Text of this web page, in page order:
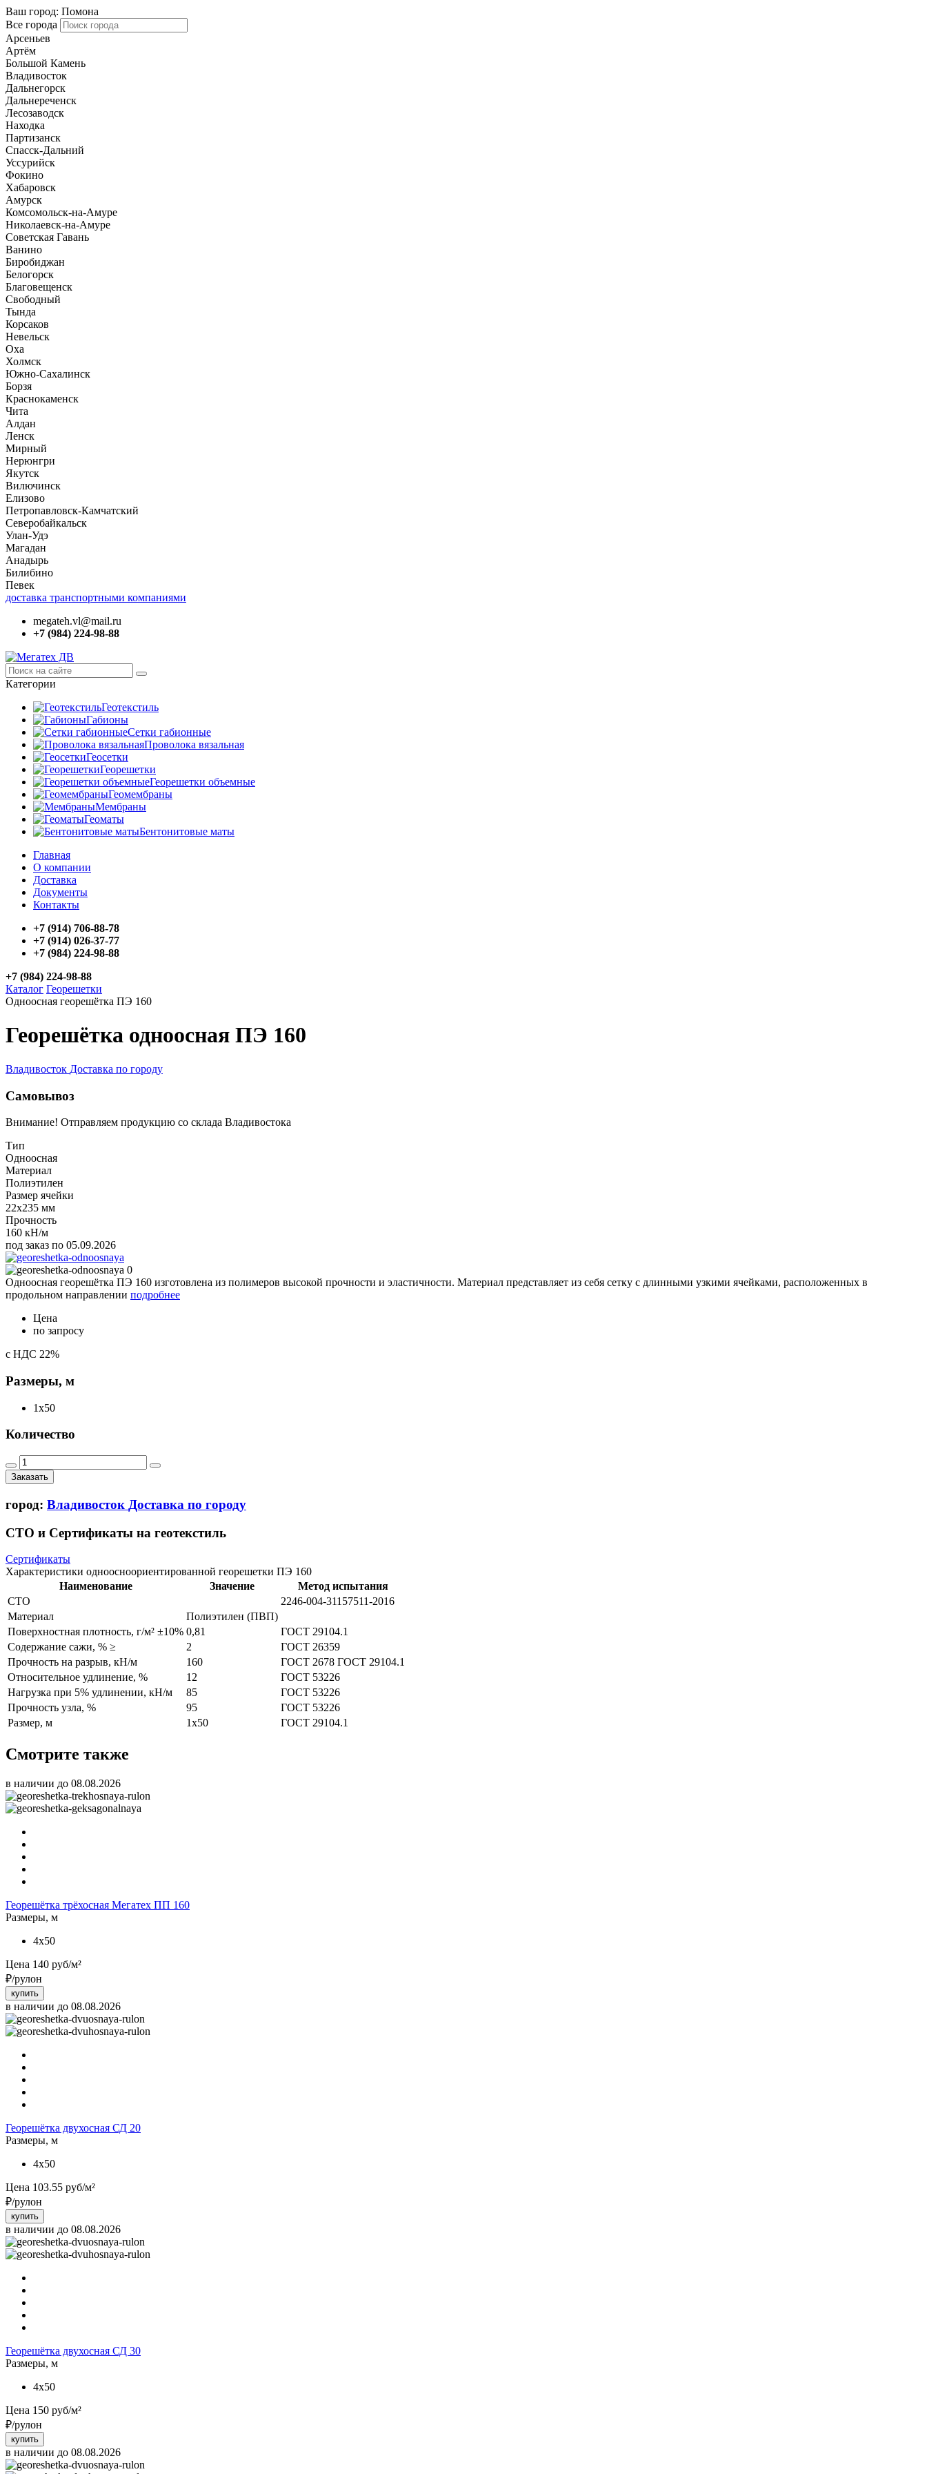
Ваш город: Помона
Все города
Арсеньев
Артём
Большой Камень
Владивосток
Дальнегорск
Дальнереченск
Лесозаводск
Находка
Партизанск
Спасск-Дальний
Уссурийск
Фокино
Хабаровск
Амурск
Комсомольск-на-Амуре
Николаевск-на-Амуре
Советская Гавань
Ванино
Биробиджан
Белогорск
Благовещенск
Свободный
Тында
Корсаков
Невельск
Оха
Холмск
Южно-Сахалинск
Борзя
Краснокаменск
Чита
Алдан
Ленск
Мирный
Нерюнгри
Якутск
Вилючинск
Елизово
Петропавловск-Камчатский
Северобайкальск
Улан-Удэ
Магадан
Анадырь
Билибино
Певек
доставка транспортными компаниями
megateh.vl@mail.ru
+7 (984) 224-98-88
Категории
Геотекстиль
Габионы
Сетки габионные
Проволока вязальная
Геосетки
Георешетки
Георешетки объемные
Геомембраны
Мембраны
Геоматы
Бентонитовые маты
Главная
О компании
Доставка
Документы
Контакты
+7 (914) 706-88-78
+7 (914) 026-37-77
+7 (984) 224-98-88
+7 (984) 224-98-88
Каталог Георешетки
Одноосная георешётка ПЭ 160
Георешётка одноосная ПЭ 160
Владивосток Доставка по городу
Самовывоз
Внимание! Отправляем продукцию со склада Владивостока
Тип
Одноосная
Материал
Полиэтилен
Размер ячейки
22x235 мм
Прочность
160 кН/м
под заказ по 05.09.2026
Одноосная георешётка ПЭ 160 изготовлена из полимеров высокой прочности и эластичности. Материал представляет из себя сетку с длинными узкими ячейками, расположенных в
продольном направлении подробнее
Цена
по запросу
с НДС 22%
Размеры, м
1x50
Количество
Заказать
город: Владивосток Доставка по городу
СТО и Сертификаты на геотекстиль
Сертификаты
Характеристики одноосноориентированной георешетки ПЭ 160
Наименование
Значение
Метод испытания
СТО
2246-004-31157511-2016
Материал
Полиэтилен (ПВП)
Поверхностная плотность, г/м² ±10% 0,81
ГОСТ 29104.1
Содержание сажи, % ≥
2
ГОСТ 26359
Прочность на разрыв, кН/м
160
ГОСТ 2678 ГОСТ 29104.1
Относительное удлинение, %
12
ГОСТ 53226
Нагрузка при 5% удлинении, кН/м
85
ГОСТ 53226
Прочность узла, %
95
ГОСТ 53226
Размер, м
1х50 ГОСТ 29104.1
Смотрите также
в наличии до 08.08.2026
Георешётка трёхосная Мегатех ПП 160
Размеры, м
4x50
Цена 140 руб/м²
₽/рулон
купить
в наличии до 08.08.2026
Георешётка двухосная СД 20
Размеры, м
4x50
Цена 103.55 руб/м²
₽/рулон
купить
в наличии до 08.08.2026
Георешётка двухосная СД 30
Размеры, м
4x50
Цена 150 руб/м²
₽/рулон
купить
в наличии до 08.08.2026